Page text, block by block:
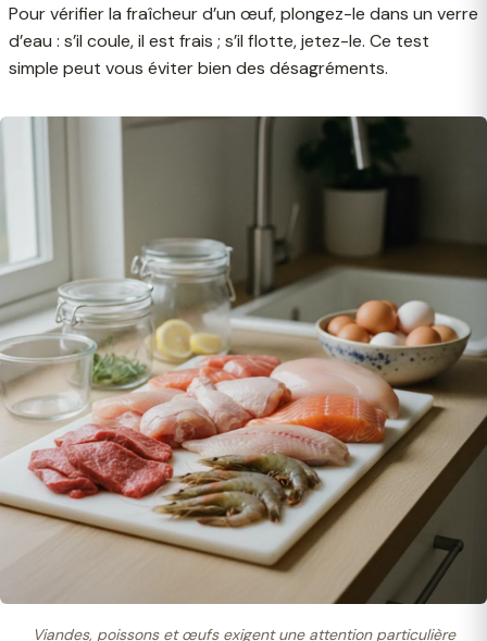
Pour vérifier la fraîcheur d’un œuf, plongez-le dans un verre
d’eau : s’il coule, il est frais ; s’il flotte, jetez-le. Ce test
simple peut vous éviter bien des désagréments.
Viandes, poissons et œufs exigent une attention particulière